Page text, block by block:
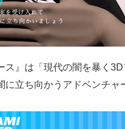
ス』は「現代の闇を暴く
に立ち向かうアドベンチャ